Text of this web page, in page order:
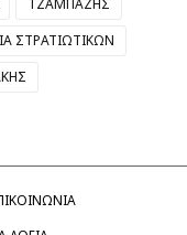
ΤΖΑΜΠΑΖΗΣ
ΣΤΡΑΤΙΩΤΙΚΩΝ